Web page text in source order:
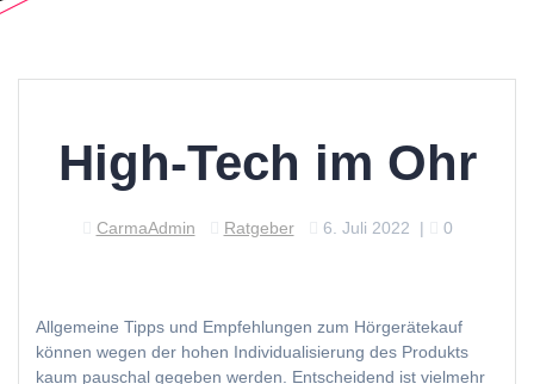
High-Tech im Ohr
CarmaAdmin Ratgeber 6. Juli 2022 | 0
Allgemeine Tipps und Empfehlungen zum Hörgerätekauf
können wegen der hohen Individualisierung des Produkts
kaum pauschal gegeben werden. Entscheidend ist vielmehr